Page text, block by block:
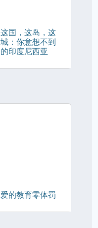
这国，这岛，这
城：你意想不到
的印度尼西亚
爱的教育零体罚